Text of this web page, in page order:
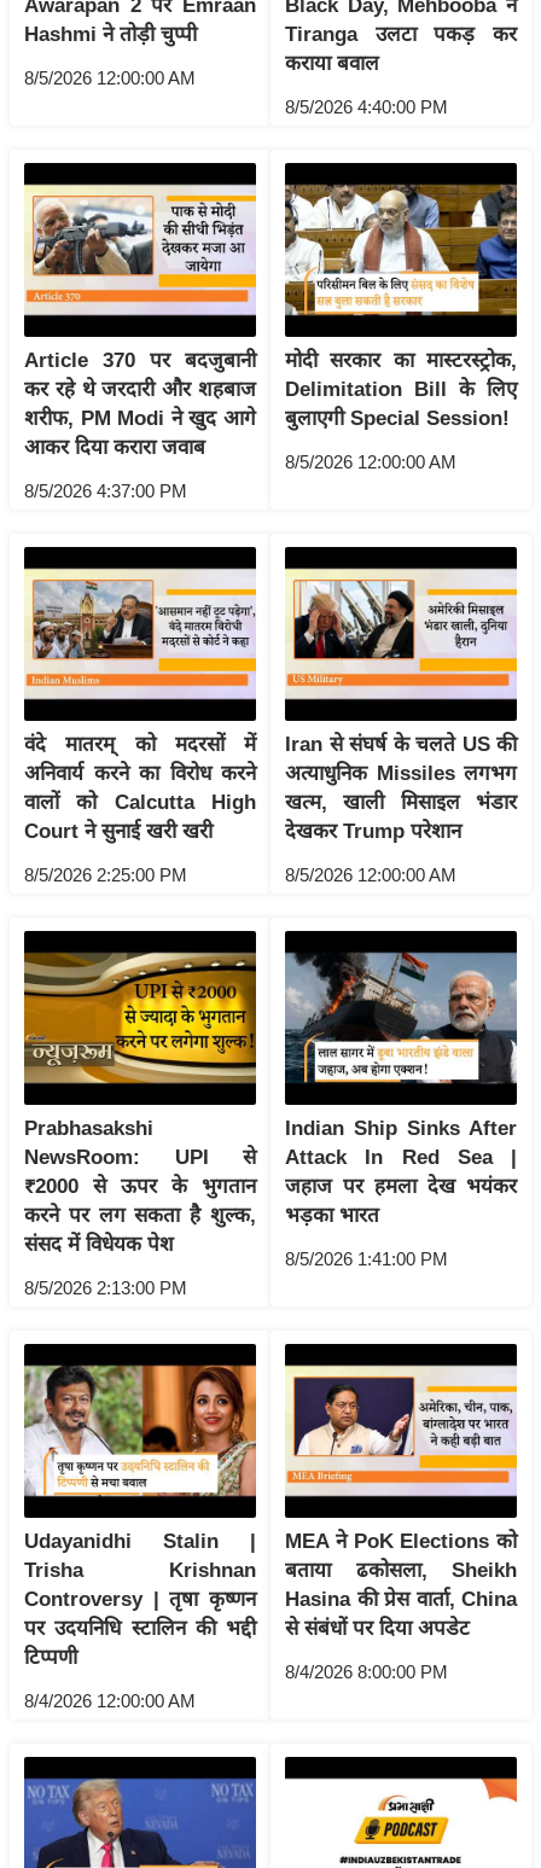
g
N
e
इ
फ
स्टा
इ
ल
टे
क्नॉ
लॉ
जी
ब्यू
/
फै
श
न
घ
रे
लू
नु
स्खे
र्य
न
स्थ
फि
ट
ने
स
मं
त्रा
रि
ले
न
शि
प
रा
ज
नी
ति
वि
श्ले
ष
ण
स
म
क
Awarapan 2 पर Emraan
Hashmi ने तोड़ी चुप्पी
8/5/2026 12:00:00 AM
Black Day, Mehbooba ने
Tiranga उलटा पकड़ कर
कराया बवाल
8/5/2026 4:40:00 PM
Article 370 पर बदजुबानी
कर रहे थे जरदारी और शहबाज
शरीफ, PM Modi ने खुद आगे
आकर दिया करारा जवाब
8/5/2026 4:37:00 PM
मोदी सरकार का मास्टरस्ट्रोक,
Delimitation Bill के लिए
बुलाएगी Special Session!
8/5/2026 12:00:00 AM
वंदे मातरम् को मदरसों में
अनिवार्य करने का विरोध करने
वालों को Calcutta High
Court ने सुनाई खरी खरी
8/5/2026 2:25:00 PM
Iran से संघर्ष के चलते US की
अत्याधुनिक Missiles लगभग
खत्म, खाली मिसाइल भंडार
देखकर Trump परेशान
8/5/2026 12:00:00 AM
Prabhasakshi
NewsRoom: UPI से
₹2000 से ऊपर के भुगतान
करने पर लग सकता है शुल्क,
संसद में विधेयक पेश
8/5/2026 2:13:00 PM
Indian Ship Sinks After
Attack In Red Sea |
जहाज पर हमला देख भयंकर
भड़का भारत
8/5/2026 1:41:00 PM
Udayanidhi Stalin |
Trisha Krishnan
Controversy | तृषा कृष्णन
पर उदयनिधि स्टालिन की भद्दी
टिप्पणी
8/4/2026 12:00:00 AM
MEA ने PoK Elections को
बताया ढकोसला, Sheikh
Hasina की प्रेस वार्ता, China
से संबंधों पर दिया अपडेट
8/4/2026 8:00:00 PM